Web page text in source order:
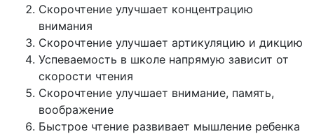
Скорочтение улучшает концентрацию
внимания
Скорочтение улучшает артикуляцию и дикцию
Успеваемость в школе напрямую зависит от
скорости чтения
Скорочтение улучшает внимание, память,
воображение
Быстрое чтение развивает мышление ребенка